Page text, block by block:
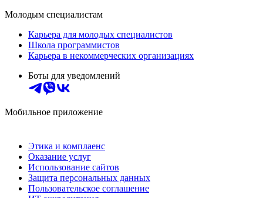
Молодым специалистам
Карьера для молодых специалистов
Школа программистов
Карьера в некоммерческих организациях
Боты для уведомлений
Мобильное приложение
Этика и комплаенс
Оказание услуг
Использование сайтов
Защита персональных данных
Пользовательское соглашение